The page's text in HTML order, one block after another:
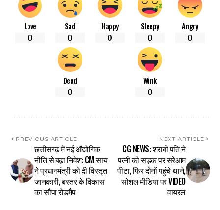
Love
0
Sad
0
Happy
0
Sleepy
0
Angry
0
Dead
0
Wink
0
PREVIOUS ARTICLE
छत्तीसगढ़ में नई औद्योगिक
नीति से बढ़ा निवेश: CM साय
ने प्रधानमंत्री को दी विस्तृत
जानकारी, बस्तर के विकास
का सौंपा रोडमैप
NEXT ARTICLE
CG NEWS: शराबी पति ने
पत्नी को सड़क पर सरेआम
पीटा, फिर दोनों पहुंचे थाने,
सोशल मीडिया पर VIDEO
वायरल